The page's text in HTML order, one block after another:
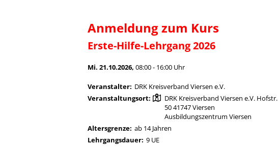
Anmeldung zum Kurs
Erste-Hilfe-Lehrgang 2026
Mi. 21.10.2026, 08:00 - 16:00 Uhr
Veranstalter: DRK Kreisverband Viersen e.V.
Veranstaltungsort:
DRK Kreisverband Viersen e.V. Hofstr.
50 41747 Viersen
Ausbildungszentrum Viersen
Altersgrenze: ab 14 Jahren
Lehrgangsdauer: 9 UE